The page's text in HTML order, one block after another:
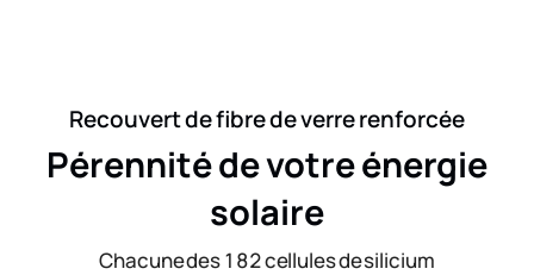
Recouvert de fibre de verre renforcée
Pérennité ​de votre énergie
solaire
Chacune des 182 cellules de silicium